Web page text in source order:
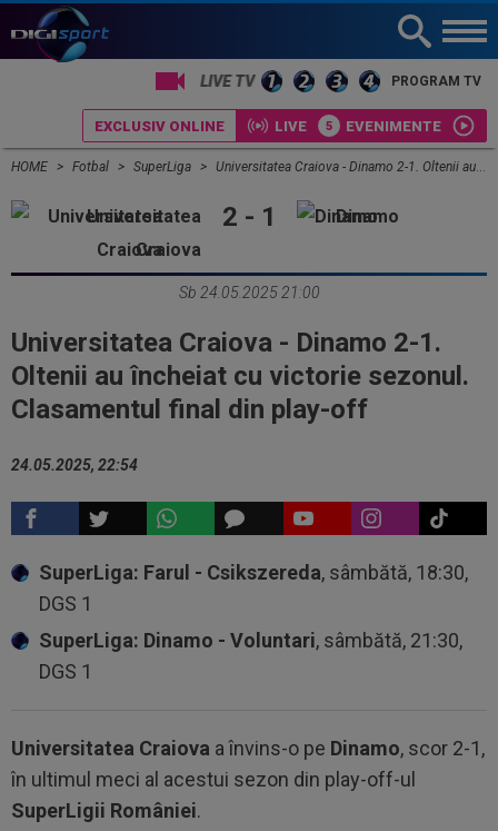
PROGRAM TV
EXCLUSIV ONLINE LIVE EVENIMENTE
HOME Fotbal SuperLiga Universitatea Craiova - Dinamo 2-1. Oltenii au încheiat cu victorie sezonul. Clasamentul final din play-off
Universitatea
Craiova
2 - 1 Dinamo
Sb 24.05.2025 21:00
Universitatea Craiova - Dinamo 2-1.
Oltenii au încheiat cu victorie sezonul.
Clasamentul final din play-off
24.05.2025, 22:54
SuperLiga: Farul - Csikszereda, sâmbătă, 18:30,
DGS 1
SuperLiga: Dinamo - Voluntari, sâmbătă, 21:30,
DGS 1
Universitatea Craiova a învins-o pe Dinamo, scor 2-1,
în ultimul meci al acestui sezon din play-off-ul
SuperLigii României.